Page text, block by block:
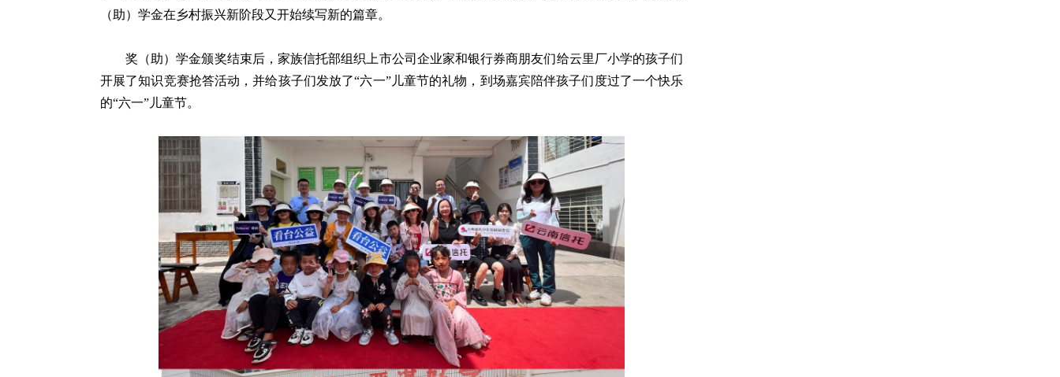
（助）学金在乡村振兴新阶段又开始续写新的篇章。
奖（助）学金颁奖结束后，家族信托部组织上市公司企业家和银行券商朋友们给云里厂小学的孩子们
开展了知识竞赛抢答活动，并给孩子们发放了“六一”儿童节的礼物，到场嘉宾陪伴孩子们度过了一个快乐
的“六一”儿童节。